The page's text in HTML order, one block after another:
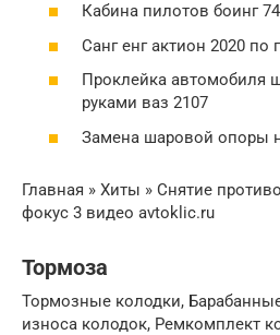
Кабина пилотов боинг
Санг енг актион 2020 по
Проклейка автомобиля
руками ваз 2107
Замена шаровой опоры
Главная » Хиты » Снятие
фокус 3 видео avtoklic.ru
Тормоза
Тормозные колодки,
износа колодок, Ремкомплект